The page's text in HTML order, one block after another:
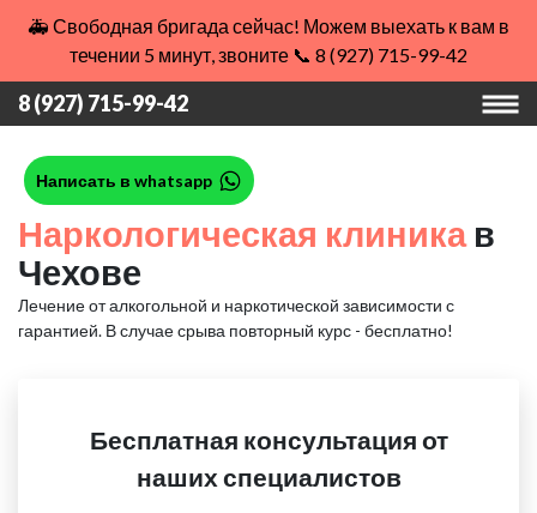
🚑 Свободная бригада сейчас! Можем выехать к вам в
течении 5 минут, звоните 📞 8 (927) 715-99-42
8 (927) 715-99-42
Написать в whatsapp
Наркологическая клиникав
Чехове
Лечение от алкогольной и наркотической зависимости с
гарантией. В случае срыва повторный курс - бесплатно!
Бесплатная консультация от
наших специалистов